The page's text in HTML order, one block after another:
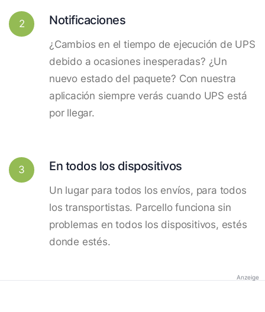
2 Notificaciones
¿Cambios en el tiempo de ejecución de UPS
debido a ocasiones inesperadas? ¿Un
nuevo estado del paquete? Con nuestra
aplicación siempre verás cuando UPS está
por llegar.
3 En todos los dispositivos
Un lugar para todos los envíos, para todos
los transportistas. Parcello funciona sin
problemas en todos los dispositivos, estés
donde estés.
Anzeige